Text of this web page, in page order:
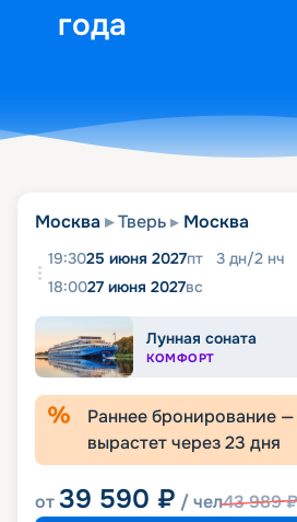
года
Москва Тверь Москва
19:3025 июня 2027пт 3 дн/2 нч
18:0027 июня 2027вс
Лунная соната
КОМФОРТ
Раннее бронирование —
вырастет через23 дня
от39 590 ₽ / чел43 989₽